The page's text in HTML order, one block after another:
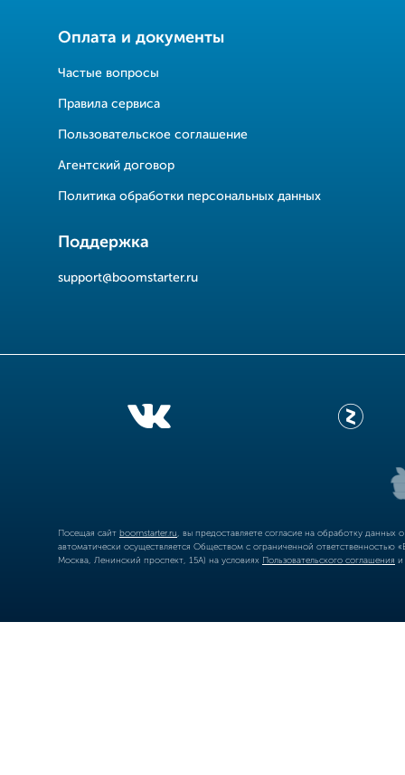
Оплата и документы
Частые вопросы
Правила сервиса
Пользовательское соглашение
Агентский договор
Политика обработки персональных данных
Поддержка
support@boomstarter.ru
Посещая сайт boomstarter.ru , вы предоставляете согласие на обработку
автоматически осуществляется Обществом с ограниченной
Москва, Ленинский проспект, 15А) на условиях Пользовательского соглашения и